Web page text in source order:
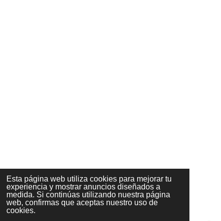
Esta página web utiliza cookies para mejorar tu
experiencia y mostrar anuncios diseñados a
medida. Si continúas utilizando nuestra página
web, confirmas que aceptas nuestro uso de
cookies.